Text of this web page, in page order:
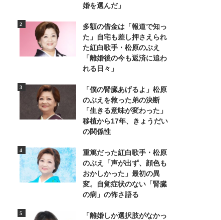
婚を選んだ」
多額の借金は「報道で知っ
た」自宅も差し押さえられ
た紅白歌手・松原のぶえ
「離婚後の今も返済に追わ
れる日々」
「僕の腎臓あげるよ」松原
のぶえを救った弟の決断
「生きる意味が変わった」
移植から17年、きょうだい
の関係性
重篤だった紅白歌手・松原
のぶえ「声が出ず、顔色も
おかしかった」最初の異
変。自覚症状のない「腎臓
の病」の怖さ語る
「離婚しか選択肢がなかっ